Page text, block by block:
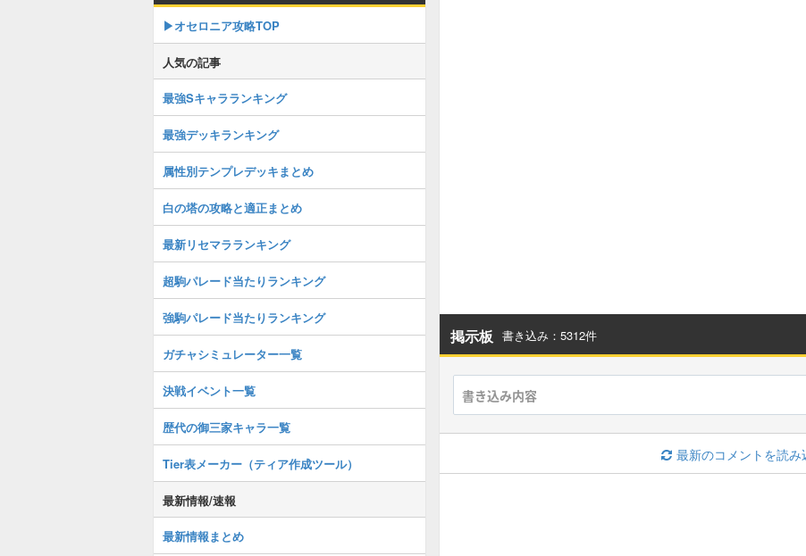
掲示板 書き込み：5312件
最新のコメントを読み
▶︎オセロニア攻略TOP
人気の記事
最強Sキャラランキング
最強デッキランキング
属性別テンプレデッキまとめ
白の塔の攻略と適正まとめ
最新リセマラランキング
超駒パレード当たりランキング
強駒パレード当たりランキング
ガチャシミュレーター一覧
決戦イベント一覧
歴代の御三家キャラ一覧
Tier表メーカー（ティア作成ツール）
最新情報/速報
最新情報まとめ